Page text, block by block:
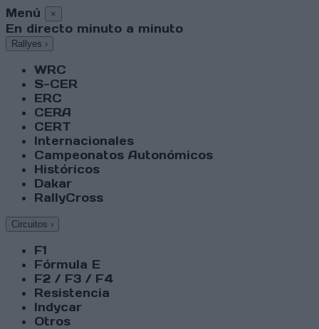
Menú ×
En directo minuto a minuto
Rallyes ›
WRC
S-CER
ERC
CERA
CERT
Internacionales
Campeonatos Autonómicos
Históricos
Dakar
RallyCross
Circuitos ›
F1
Fórmula E
F2 / F3 / F4
Resistencia
Indycar
Otros